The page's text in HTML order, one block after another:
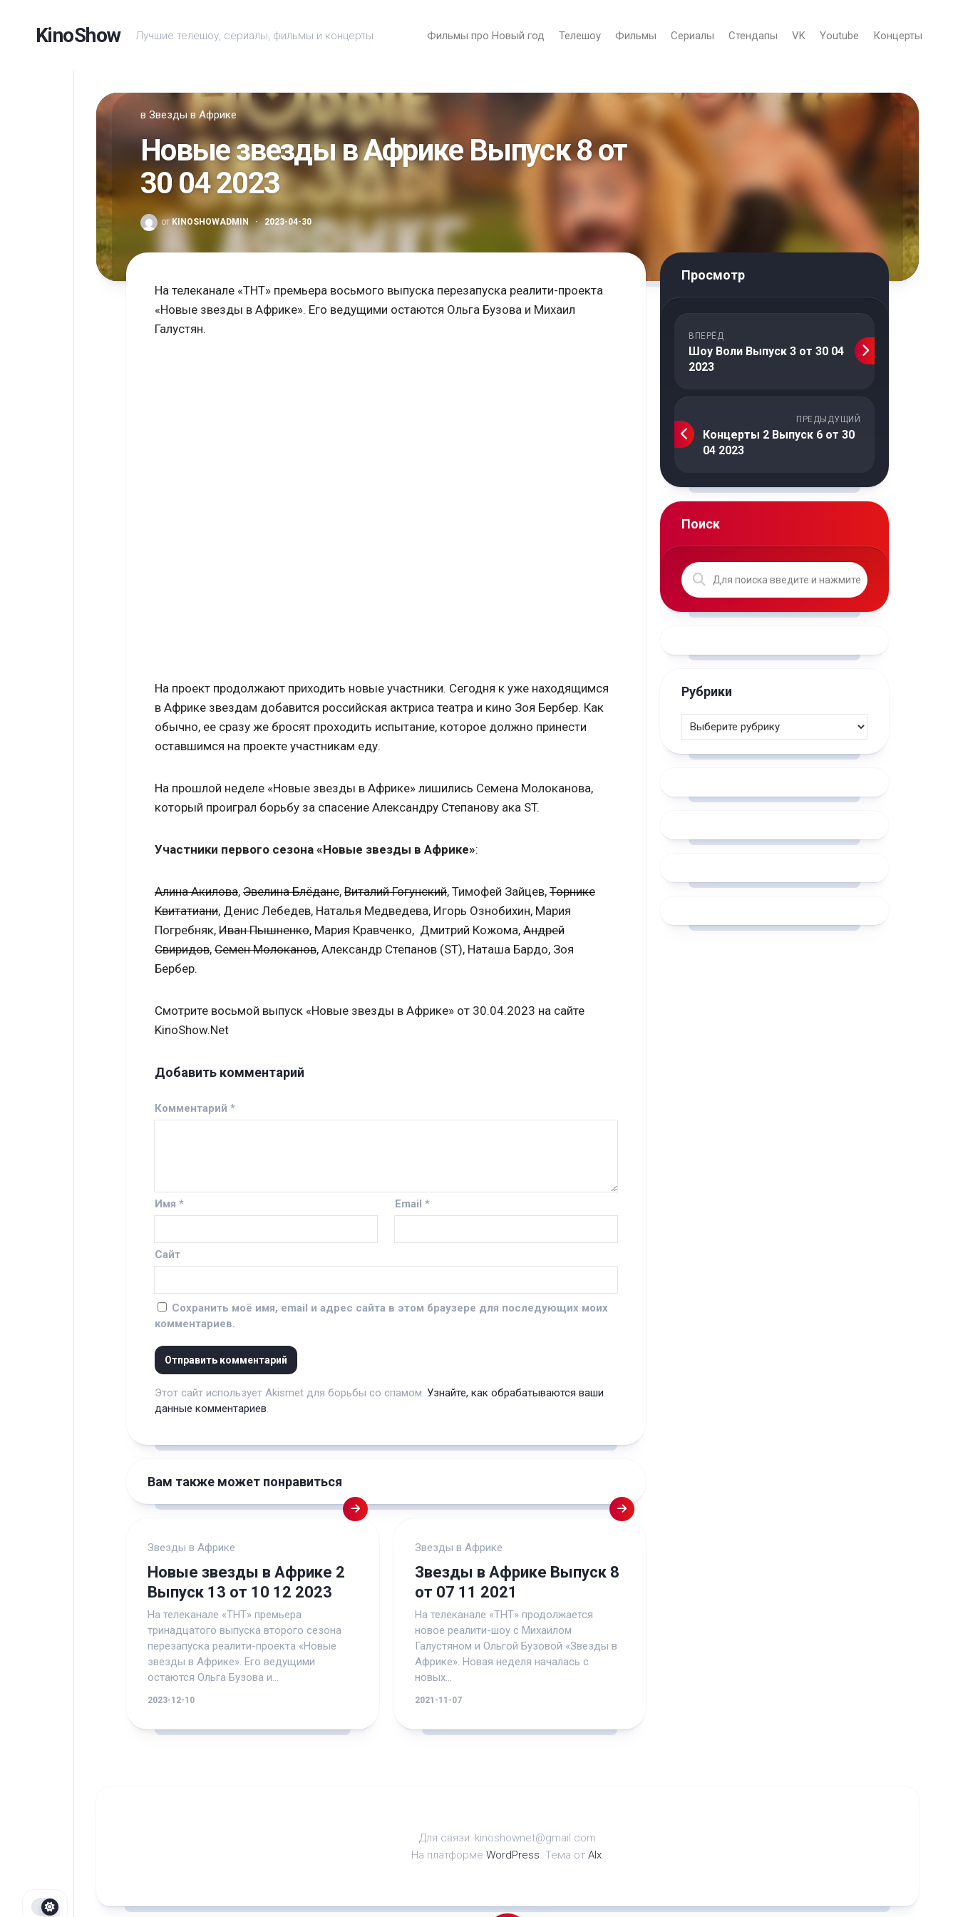
содержаниюKinoShow Лучшие телешоу, сериалы, фильмы и концерты Фильмы про Новый год Телешоу Фильмы Сериалы Стендапы VK Youtube Концерты
в Звезды в Африке
Новые звезды в Африке Выпуск 8 от
30 04 2023
отKINOSHOWADMIN · 2023-04-30
На телеканале «ТНТ» премьера восьмого выпуска перезапуска реалити-проекта
«Новые звезды в Африке». Его ведущими остаются Ольга Бузова и Михаил
Галустян.
На проект продолжают приходить новые участники. Сегодня к уже находящимся
в Африке звездам добавится российская актриса театра и кино Зоя Бербер. Как
обычно, ее сразу же бросят проходить испытание, которое должно принести
оставшимся на проекте участникам еду.
На прошлой неделе «Новые звезды в Африке» лишились Семена Молоканова,
который проиграл борьбу за спасение Александру Степанову ака ST.
Участники первого сезона «Новые звезды в Африке»:
Алина Акилова, Эвелина Блёданс, Виталий Гогунский, Тимофей Зайцев, Торнике
Квитатиани, Денис Лебедев, Наталья Медведева, Игорь Ознобихин, Мария
Погребняк, Иван Пышненко, Мария Кравченко, Дмитрий Кожома, Андрей
Свиридов, Семен Молоканов, Александр Степанов (ST), Наташа Бардо, Зоя
Бербер.
Смотрите восьмой выпуск «Новые звезды в Африке» от 30.04.2023 на сайте
KinoShow.Net
Добавить комментарий
Комментарий *
Имя * Email*
Сайт
Сохранить моё имя, email и адрес сайта в этом браузере для последующих моих
комментариев.
Этот сайт использует Akismet для борьбы со спамом. Узнайте, как обрабатываются ваши
данные комментариев.
Вам также может понравиться
Звезды в Африке
Новые звезды в Африке 2
Выпуск 13 от 10 12 2023
На телеканале «ТНТ» премьера
тринадцатого выпуска второго сезона
перезапуска реалити-проекта «Новые
звезды в Африке». Его ведущими
остаются Ольга Бузова и...
2023-12-10
Звезды в Африке
Звезды в Африке Выпуск 8
от 07 11 2021
На телеканале «ТНТ» продолжается
новое реалити-шоу с Михаилом
Галустяном и Ольгой Бузовой «Звезды в
Африке». Новая неделя началась с
новых...
2021-11-07
Просмотр
ВПЕРЁД
Шоу Воли Выпуск 3 от 30 04
2023
ПРЕДЫДУЩИЙ
Концерты 2 Выпуск 6 от 30
04 2023
Поиск
Рубрики
Для связи: kinoshownet@gmail.com
На платформе WordPress. Тема от Alx.